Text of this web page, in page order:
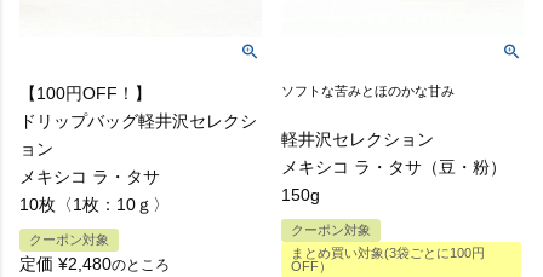
【100円OFF！】
ドリップバッグ軽井沢セレクシ
ョン
メキシコ ラ・タサ
10枚〈1枚：10ｇ〉
クーポン対象
定価 ¥2,480のところ
ソフトな苦みとほのかな甘み
軽井沢セレクション
メキシコ ラ・タサ（豆・粉）
150g
クーポン対象
まとめ買い対象(3袋ごとに100円
OFF）